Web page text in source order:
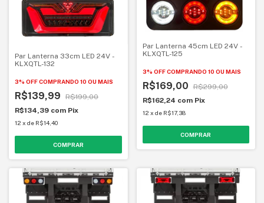
Par Lanterna 33cm LED 24V -
KLXQTL-132
3% OFFCOMPRANDO 10 OU MAIS
R$139,99
R$199,00
R$134,39 com Pix
12 x de R$14,40
Par Lanterna 45cm LED 24V -
KLXQTL-125
3% OFF COMPRANDO 10 OU MAIS
R$169,00
R$299,00
R$162,24 com Pix
12 x de R$17,38